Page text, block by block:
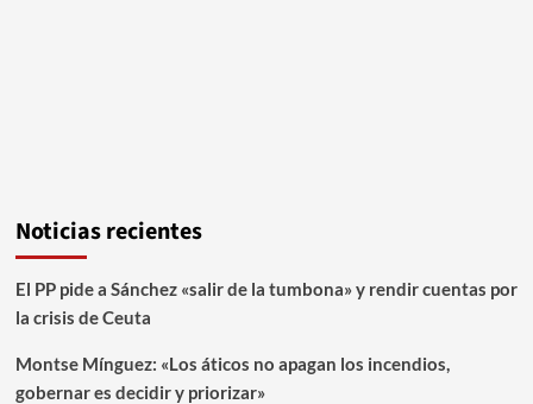
Noticias recientes
El PP pide a Sánchez «salir de la tumbona» y rendir cuentas por
la crisis de Ceuta
Montse Mínguez: «Los áticos no apagan los incendios,
gobernar es decidir y priorizar»